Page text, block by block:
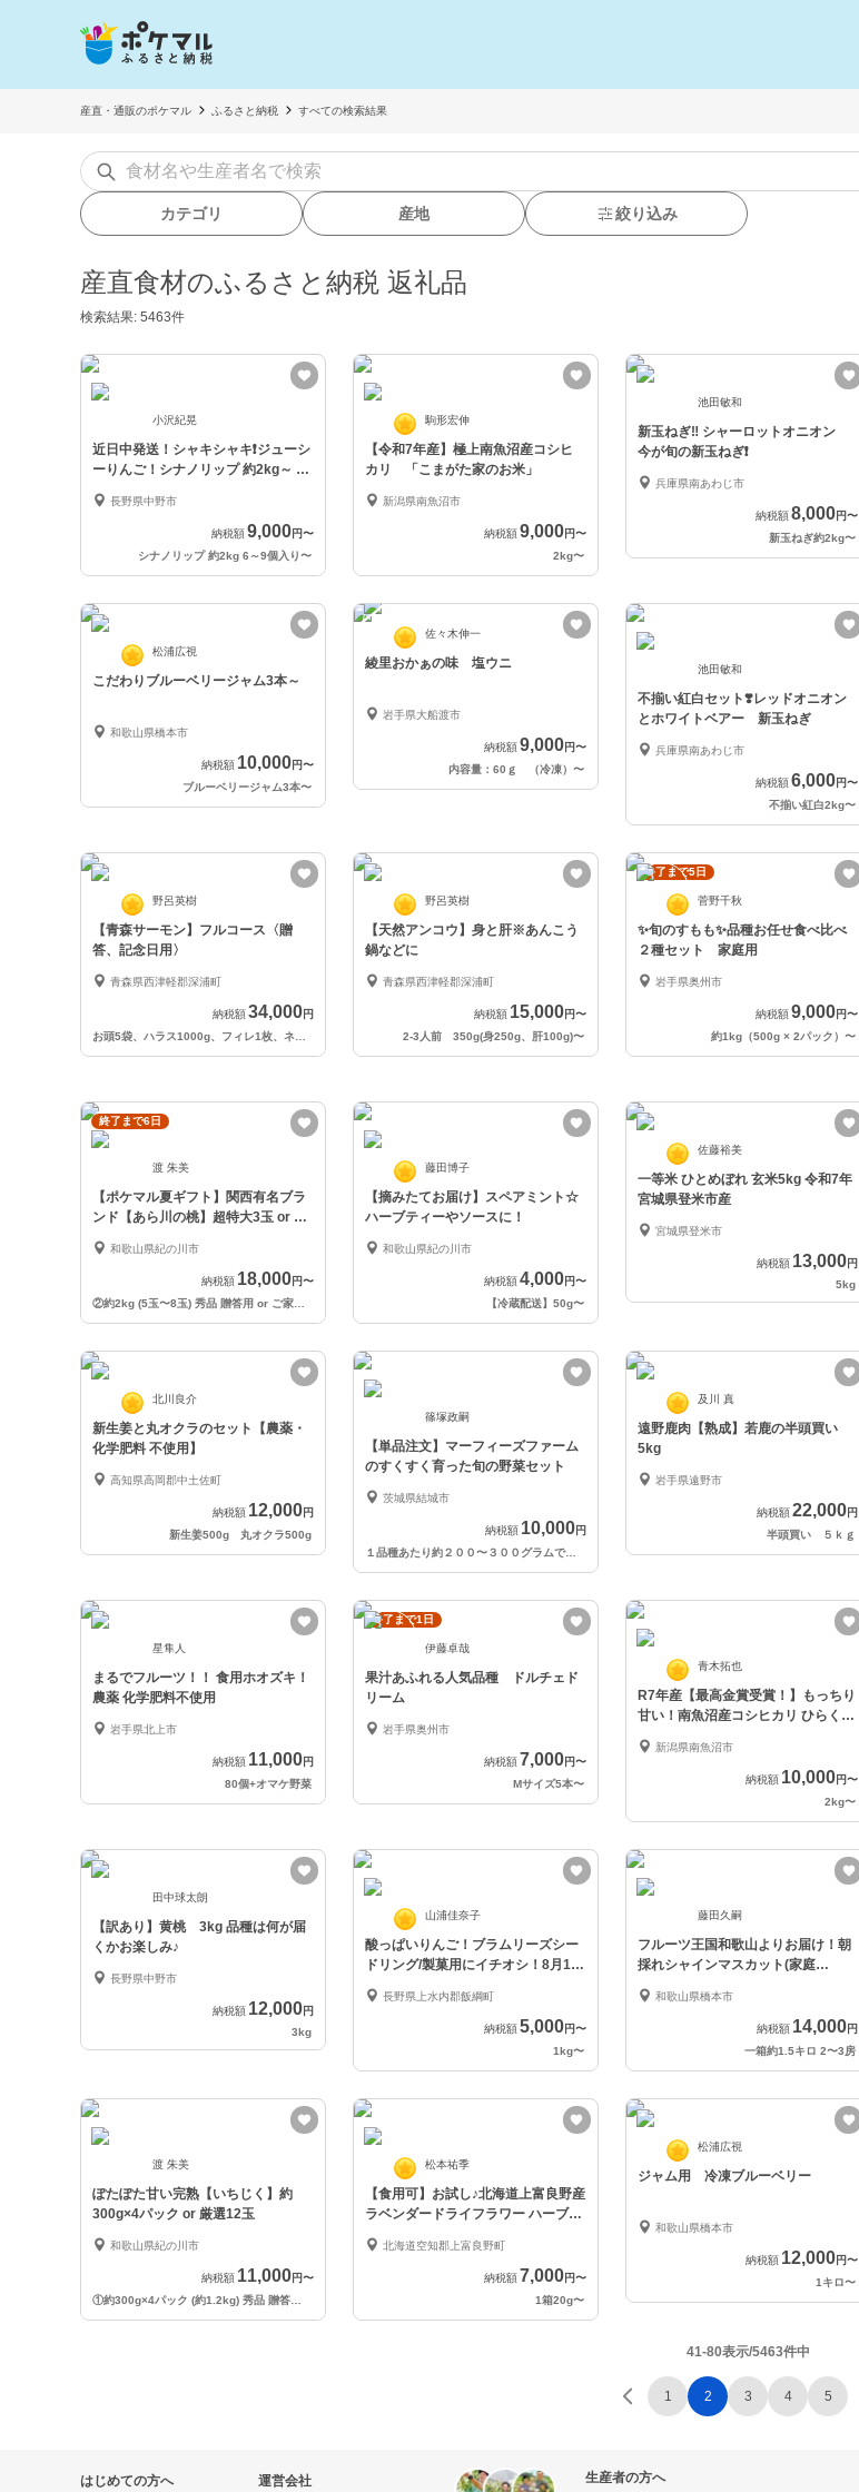
産直・通販のポケマル ふるさと納税 すべての検索結果
カテゴリ 産地 絞り込み
産直食材のふるさと納税 返礼品
検索結果: 5463件
小沢紀晃
近日中発送！シャキシャキ❗ジューシ
ーりんご！シナノリップ 約2kg～ 信
州りんご
長野県中野市
納税額 9,000円〜
シナノリップ 約2kg 6～9個入り〜
駒形宏伸
【令和7年産】極上南魚沼産コシヒ
カリ 「こまがた家のお米」
新潟県南魚沼市
納税額 9,000円〜
2kg〜
池田敏和
新玉ねぎ‼️ シャーロットオニオン
今が旬の新玉ねぎ❗️
兵庫県南あわじ市
納税額 8,000円〜
新玉ねぎ約2kg〜
松浦広視
こだわりブルーベリージャム3本～
和歌山県橋本市
納税額 10,000円〜
ブルーベリージャム3本〜
佐々木伸一
綾里おかぁの味 塩ウニ
岩手県大船渡市
納税額 9,000円〜
内容量：60ｇ （冷凍） 〜
池田敏和
不揃い紅白セット❣️レッドオニオン
とホワイトベアー 新玉ねぎ
兵庫県南あわじ市
納税額 6,000円〜
不揃い紅白2kg〜
野呂英樹
【青森サーモン】フルコース〈贈
答、記念日用〉
青森県西津軽郡深浦町
納税額 34,000円
野呂英樹
【天然アンコウ】身と肝※あんこう
鍋などに
青森県西津軽郡深浦町
納税額 15,000円〜
2-3人前 350g(身250g、肝100g)〜
終了まで5日
菅野千秋
✨旬のすもも✨品種お任せ食べ比べ
２種セット 家庭用
岩手県奥州市
納税額 9,000円〜
約1kg（500g × 2パック）〜
終了まで6日
渡 朱美
【ポケマル夏ギフト】関西有名ブラ
ンド【あら川の桃】超特大3玉 or 約
2kg
和歌山県紀の川市
納税額 18,000円〜
藤田博子
【摘みたてお届け】スペアミント☆
ハーブティーやソースに！
和歌山県紀の川市
納税額 4,000円〜
【冷蔵配送】50g〜
佐藤裕美
一等米 ひとめぼれ 玄米5kg 令和7年
宮城県登米市産
宮城県登米市
納税額 13,000円
5kg
北川良介
新生姜と丸オクラのセット【農薬・
化学肥料 不使用】
高知県高岡郡中土佐町
納税額 12,000円
新生姜500g 丸オクラ500g
篠塚政嗣
【単品注文】マーフィーズファーム
のすくすく育った旬の野菜セット
茨城県結城市
納税額 10,000円
１品種あたり約２００〜３００グラムで袋詰めしています。
及川 真
遠野鹿肉【熟成】若鹿の半頭買い
5kg
岩手県遠野市
納税額 22,000円
半頭買い ５ｋｇ
星隼人
まるでフルーツ！！ 食用ホオズキ！
農薬 化学肥料不使用
岩手県北上市
納税額 11,000円
80個+オマケ野菜
終了まで1日
伊藤卓哉
果汁あふれる人気品種 ドルチェド
リーム
岩手県奥州市
納税額 7,000円〜
Mサイズ5本〜
青木拓也
R7年産【最高金賞受賞！】もっちり
甘い！南魚沼産コシヒカリ ひらくの
里ファーム
新潟県南魚沼市
納税額 10,000円〜
2kg〜
田中球太朗
【訳あり】黄桃 3kg 品種は何が届
くかお楽しみ♪
長野県中野市
納税額 12,000円
3kg
山浦佳奈子
酸っぱいりんご！ブラムリーズシー
ドリング/製菓用にイチオシ！8月10
日発送開始
長野県上水内郡飯綱町
納税額 5,000円〜
1kg〜
藤田久嗣
フルーツ王国和歌山よりお届け！朝
採れシャインマスカット(家庭
用)
和歌山県橋本市
納税額 14,000円
一箱約1.5キロ 2〜3房
渡 朱美
ぽたぽた甘い完熟【いちじく】約
300g×4パック or 厳選12玉
和歌山県紀の川市
納税額 11,000円〜
松本祐季
【食用可】お試し♪北海道上富良野産
ラベンダードライフラワー ハーブテ
ィ製菓にも
北海道空知郡上富良野町
納税額 7,000円〜
1箱20g〜
松浦広視
ジャム用 冷凍ブルーベリー
和歌山県橋本市
納税額 12,000円〜
1キロ〜
41-80表示/5463件中
1 2 3 4 5
はじめての方へ 運営会社 生産者の方へ